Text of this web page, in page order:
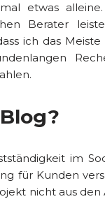
etwas
Berater
ich das
im
für Kunden
nicht aus den